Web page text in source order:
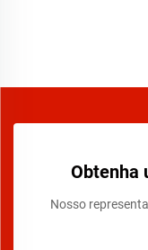
Obtenha
Nosso